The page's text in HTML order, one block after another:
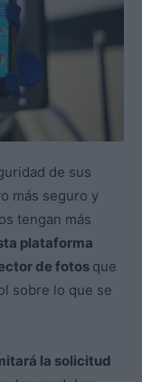
de sus
más seguro y
tengan más
plataforma
de fotos que
sobre lo que se
la solicitud